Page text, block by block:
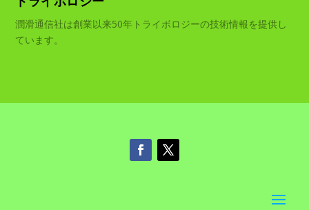
潤滑通信社は創業以来50年トライボロジーの技術情報を提供し
ています。